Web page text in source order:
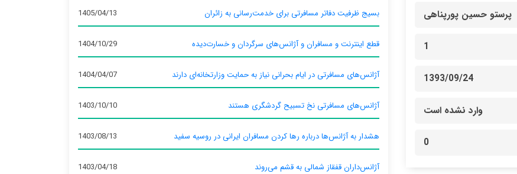
پرستو حسین پورپناهی
1
1393/09/24
وارد نشده است
0
بسیج ظرفیت دفاتر مسافرتی برای خدمت‌رسانی به زائران 1405/04/13
قطع اینترنت و مسافران و آژانس‌های سرگردان و خسارت‌دیده 1404/10/29
آژانس‌های مسافرتی در ایام بحرانی نیاز به حمایت وزارتخانه‌ای دارند 1404/04/07
آژانس‌های مسافرتی نخ تسبیح گردشگری هستند 1403/10/10
هشدار به آژانس‌ها درباره رها کردن مسافران ایرانی در روسیه سفید 1403/08/13
آژانس‌داران قفقاز شمالی به قشم می‌روند 1403/04/18